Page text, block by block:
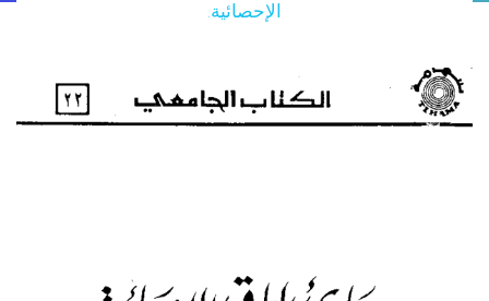
الإحصائية.